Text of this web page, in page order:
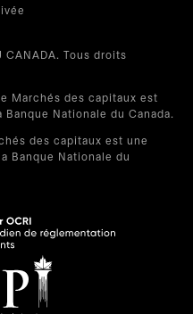
CANADA. Tous droits
Marchés des capitaux est
Nationale du Canada.
des capitaux est une
Banque Nationale du
onglet